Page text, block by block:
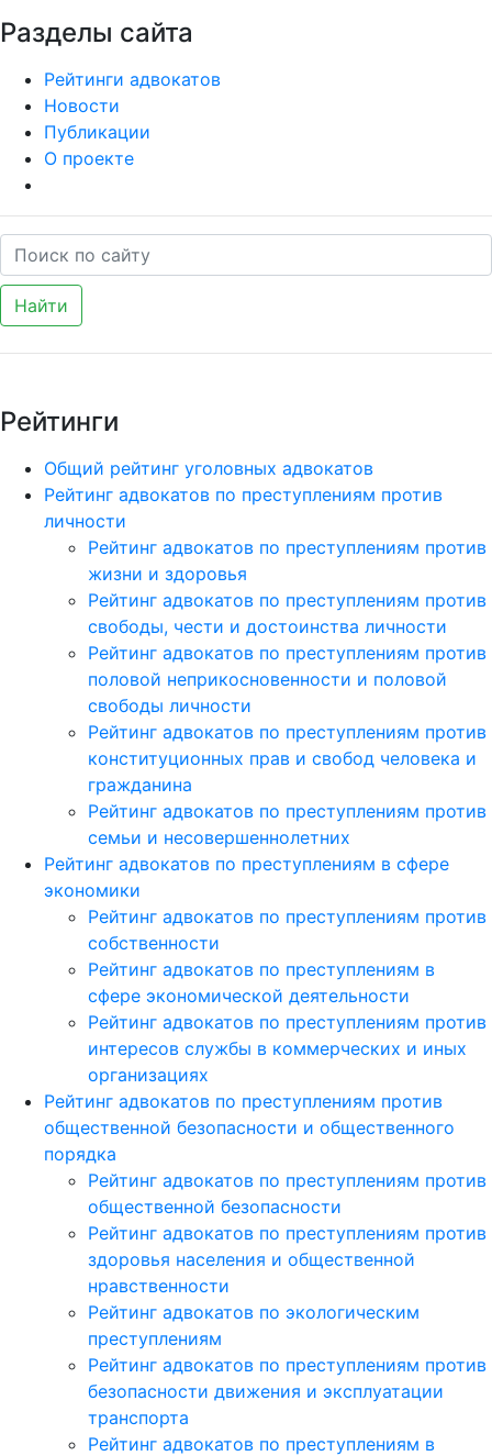
Разделы сайта
Рейтинги адвокатов
Новости
Публикации
О проекте
Найти
Рейтинги
Общий рейтинг уголовных адвокатов
Рейтинг адвокатов по преступлениям против
личности
Рейтинг адвокатов по преступлениям против
жизни и здоровья
Рейтинг адвокатов по преступлениям против
свободы, чести и достоинства личности
Рейтинг адвокатов по преступлениям против
половой неприкосновенности и половой
свободы личности
Рейтинг адвокатов по преступлениям против
конституционных прав и свобод человека и
гражданина
Рейтинг адвокатов по преступлениям против
семьи и несовершеннолетних
Рейтинг адвокатов по преступлениям в сфере
экономики
Рейтинг адвокатов по преступлениям против
собственности
Рейтинг адвокатов по преступлениям в
сфере экономической деятельности
Рейтинг адвокатов по преступлениям против
интересов службы в коммерческих и иных
организациях
Рейтинг адвокатов по преступлениям против
общественной безопасности и общественного
порядка
Рейтинг адвокатов по преступлениям против
общественной безопасности
Рейтинг адвокатов по преступлениям против
здоровья населения и общественной
нравственности
Рейтинг адвокатов по экологическим
преступлениям
Рейтинг адвокатов по преступлениям против
безопасности движения и эксплуатации
транспорта
Рейтинг адвокатов по преступлениям в